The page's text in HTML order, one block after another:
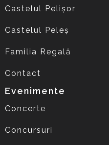
Castelul Pelișor
Castelul Peleș
Familia Regală
Contact
Evenimente
Concerte
Concursuri